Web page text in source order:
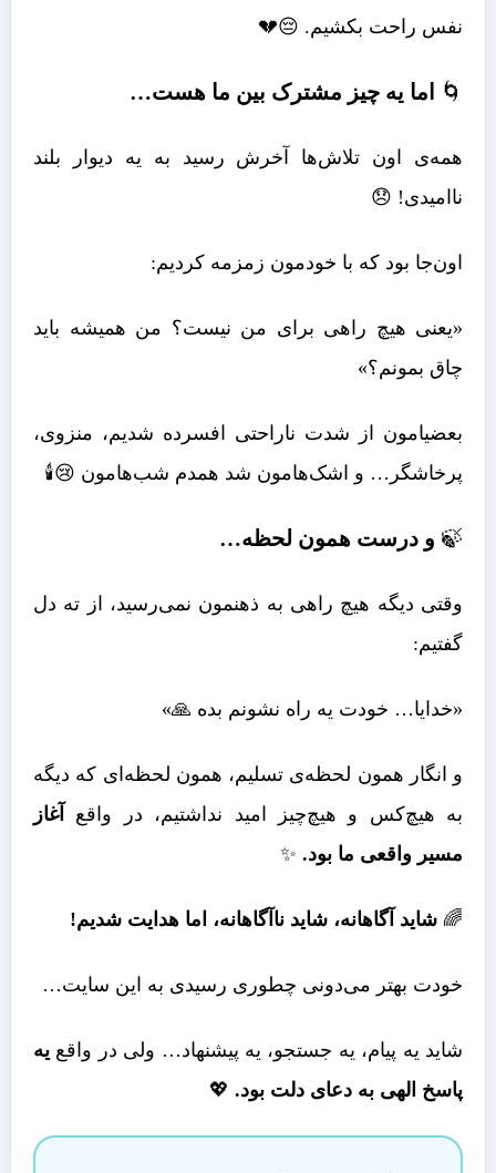
نفس راحت بکشیم. 😔💔
🌀 اما یه چیز مشترک بین ما هست…
همه‌ی اون تلاش‌ها آخرش رسید به یه دیوار بلند
ناامیدی! 😞
اون‌جا بود که با خودمون زمزمه کردیم:
«یعنی هیچ راهی برای من نیست؟ من همیشه باید
چاق بمونم؟»
بعضیامون از شدت ناراحتی افسرده شدیم، منزوی،
پرخاشگر… و اشک‌هامون شد همدم شب‌هامون 😢🕯️
🍃 و درست همون لحظه…
وقتی دیگه هیچ راهی به ذهنمون نمی‌رسید، از ته دل
گفتیم:
«خدایا… خودت یه راه نشونم بده 🙏»
و انگار همون لحظه‌ی تسلیم، همون لحظه‌ای که دیگه
به هیچ‌کس و هیچ‌چیز امید نداشتیم، در واقع
آغاز
مسیر واقعی ما بود. ✨
🌈 شاید آگاهانه، شاید ناآگاهانه، اما هدایت شدیم!
خودت بهتر می‌دونی چطوری رسیدی به این سایت…
شاید یه پیام، یه جستجو، یه پیشنهاد… ولی در واقع یه
پاسخ الهی به دعای دلت بود. 💖